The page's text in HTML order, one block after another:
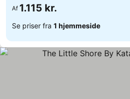
Af 1.115 kr.
Se priser fra 1 hjemmeside